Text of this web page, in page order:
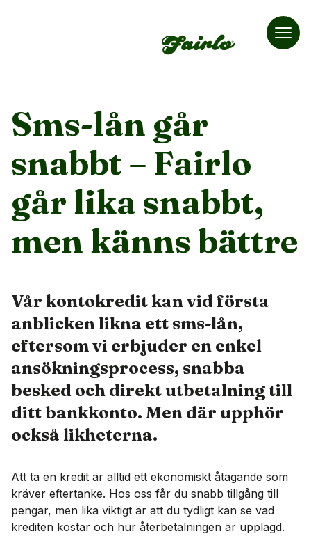
Fairlo
Sms-lån går
snabbt – Fairlo
går lika snabbt,
men känns bättre
Vår kontokredit kan vid första
anblicken likna ett sms-lån,
eftersom vi erbjuder en enkel
ansökningsprocess, snabba
besked och direkt utbetalning till
ditt bankkonto. Men där upphör
också likheterna.
Att ta en kredit är alltid ett ekonomiskt åtagande som
kräver eftertanke. Hos oss får du snabb tillgång till
pengar, men lika viktigt är att du tydligt kan se vad
krediten kostar och hur återbetalningen är upplagd.